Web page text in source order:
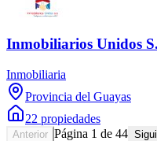
Inmobiliarios Unidos
Inmobiliaria
Provincia del Guayas
22 propiedades
Anterior Página 1 de 44